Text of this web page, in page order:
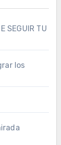
SEGUIR TU
los